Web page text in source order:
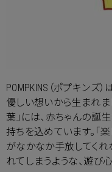
POMPKINS（ポプキンズ
優しい想いから生まれま
葉」には、赤ちゃんの誕
持ちを込めています。「
がなかなか手放してく
れてしまうような、遊び